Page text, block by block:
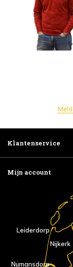
Klantenservice
Mijn account
Nijkerk
Numansdorp
Leiderdorp